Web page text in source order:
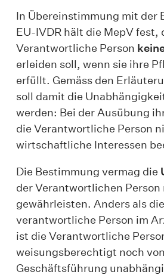
In Übereinstimmung mit der
EU-IVDR hält die MepV fest,
Verantwortliche Person
erleiden soll, wenn sie ihre
erfüllt. Gemäss den
soll damit die
werden: Bei der Ausübung
die Verantwortliche Person
wirtschaftliche Interessen
Die Bestimmung vermag die
der Verantwortlichen Person
gewährleisten. Anders als
verantwortliche Person im
ist die Verantwortliche
weisungsberechtigt noch
Geschäftsführung